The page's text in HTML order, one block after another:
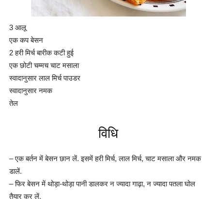
3 आलू
एक कप बेसन
2 हरी मिर्च बारीक कटी हुई
एक छोटी चम्मच चाट मसाला
स्वादानुसार लाल मिर्च पाउडर
स्वादानुसार नमक
तेल
विधि
– एक बर्तन में बेसन छान लें. इसमें हरी मिर्च, लाल मिर्च, चाट मसाला और नमक
डालें.
– फिर बेसन में थोड़ा-थोड़ा पानी डालकर न ज्यादा गाढ़ा, न ज्यादा पतला घोल
तैयार कर लें.